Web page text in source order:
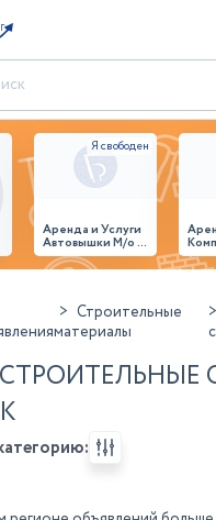
Аренда и Услуги
Автовышки М/о г.
Домодедово
26,28,32 место
Строительные
материалы